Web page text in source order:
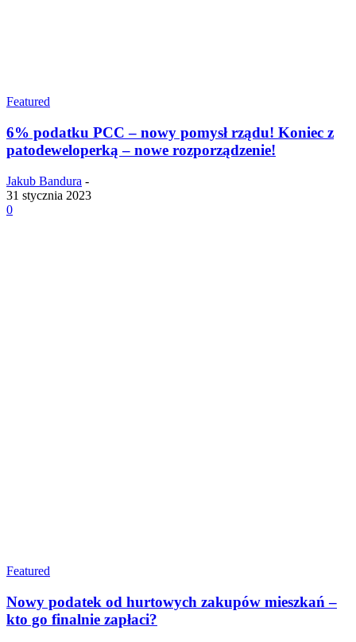
Featured
6% podatku PCC – nowy pomysł rządu! Koniec z
patodeweloperką – nowe rozporządzenie!
Jakub Bandura -
31 stycznia 2023
0
Featured
Nowy podatek od hurtowych zakupów mieszkań –
kto go finalnie zapłaci?